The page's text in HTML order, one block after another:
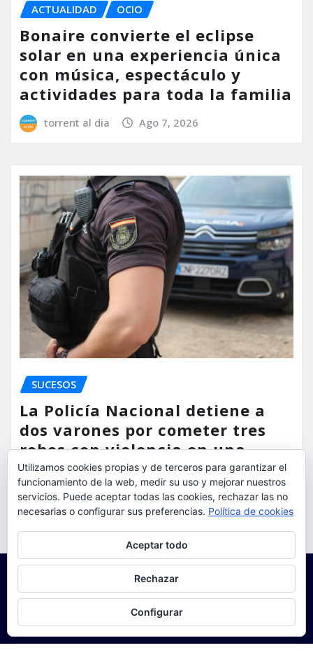
ACTUALIDAD OCIO
Bonaire convierte el eclipse
solar en una experiencia única
con música, espectáculo y
actividades para toda la familia
torrent al dia Ago 7, 2026
SUCESOS
La Policía Nacional detiene a
dos varones por cometer tres
robos con violencia en una
misma mañana
torrent al dia Ago 7, 2026
Utilizamos cookies propias y de terceros para garantizar el
funcionamiento de la web, medir su uso y mejorar nuestros
servicios. Puede aceptar todas las cookies, rechazar las no
necesarias o configurar sus preferencias. Política de cookies
Aceptar todo
Rechazar
Configurar
Para obtener más información, incluido cómo gestionar las cookies,